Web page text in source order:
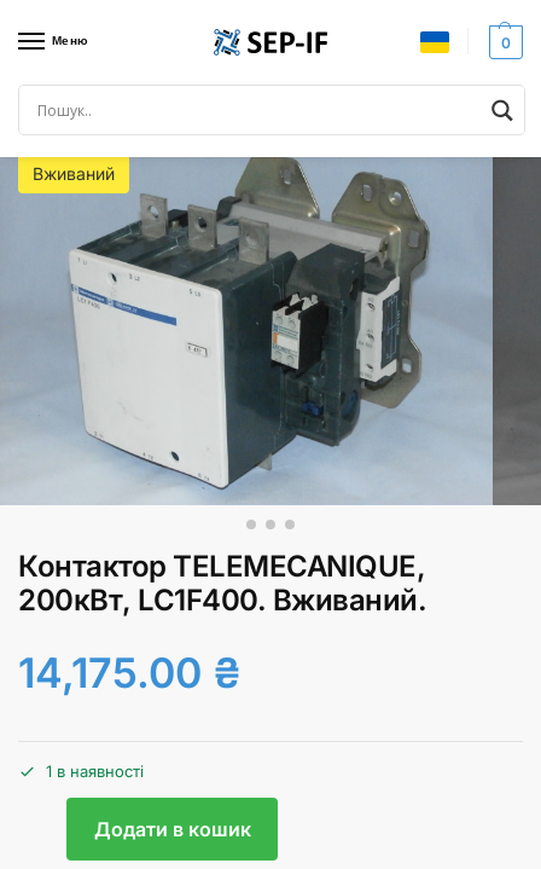
Меню 0
Головна Контактор TELEMECANIQUE, 200кВт, LC1F400. Вживаний.
Вживаний
Контактор TELEMECANIQUE,
200кВт, LC1F400. Вживаний.
14,175.00 ₴
1 в наявності
Додати в кошик